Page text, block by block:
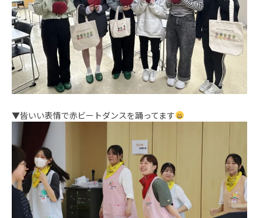
▼皆いい表情で赤ビートダンスを踊ってます